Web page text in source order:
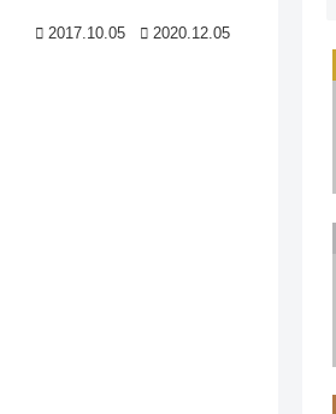
2017.10.05 2020.12.05